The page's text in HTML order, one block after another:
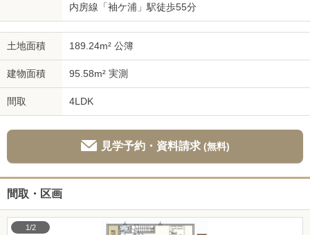
内房線「袖ケ浦」駅徒歩55分
土地面積 189.24m² 公簿
建物面積 95.58m² 実測
間取 4LDK
見学予約・資料請求 (無料)
間取・区画
1/2